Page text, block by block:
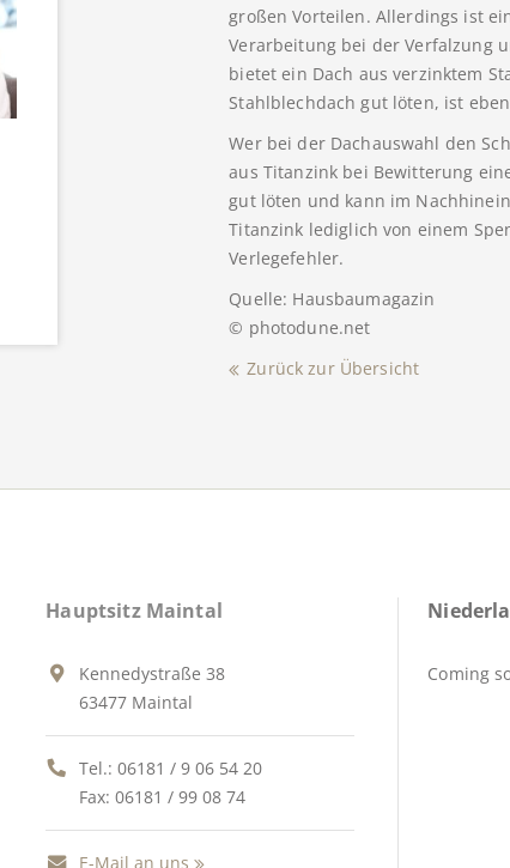
großen Vorteilen. Allerdings ist
Verarbeitung bei der Verfalzung
bietet ein Dach aus verzinktem
Stahlblechdach gut löten, ist
Wer bei der Dachauswahl den
aus Titanzink bei Bewitterung
gut löten und kann im
Titanzink lediglich von einem
Verlegefehler.
Quelle: Hausbaumagazin
© photodune.net
Zurück zur Übersicht
Hauptsitz Maintal
Kennedystraße 38
63477 Maintal
Tel.:06181 / 9 06 54 20
Fax: 06181 / 99 08 74
E-Mail an uns
Coming